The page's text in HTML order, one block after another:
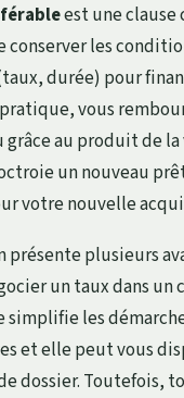
est une
conserver les
durée) pour
vous
grâce au produit de
un nouveau
votre nouvelle
plusieurs
un taux dans un
simplifie les
et elle peut vous
dossier. Toutefois,